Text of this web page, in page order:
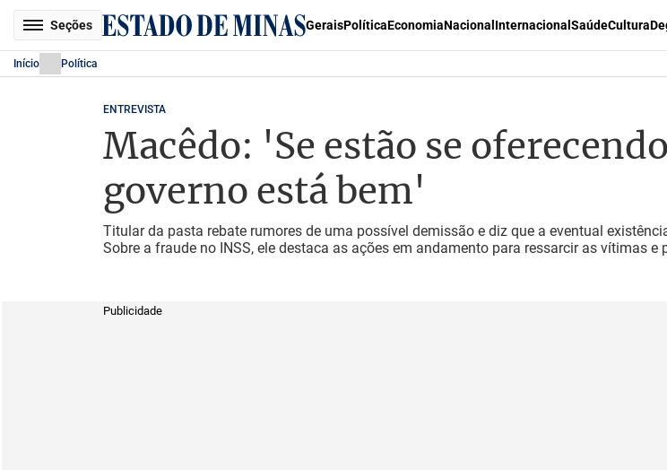
Seções GeraisPolíticaEconomiaNacional Internacional SaúdeCultura
Início Política
ENTREVISTA
Macêdo: 'Se estão se
governo está bem'
Titular da pasta rebate rumores de uma possível demissão e diz que a eventual
Sobre a fraude no INSS, ele destaca as ações em andamento para ressarcir as vítimas e
Publicidade